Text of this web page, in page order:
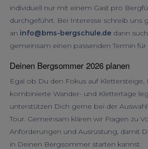
individuell nur mit einem Gast pro
durchgeführt. Bei Interesse schreib uns
an info@bms-bergschule.de dann
gemeinsam einen passenden Termin für
Deinen Bergsommer 2026 planen
Egal ob Du den Fokus auf
kombinierte Wander- und Klettertage
unterstützen Dich gerne bei der
Tour. Gemeinsam klären wir Fragen zu
Anforderungen und Ausrüstung, damit
in Deinen Bergsommer starten kannst.